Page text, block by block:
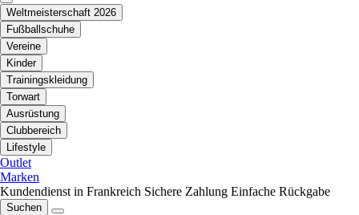
Weltmeisterschaft 2026
Fußballschuhe
Vereine
Kinder
Trainingskleidung
Torwart
Ausrüstung
Clubbereich
Lifestyle
Outlet
Marken
Kundendienst in Frankreich Sichere Zahlung Einfache Rückgabe
Suchen